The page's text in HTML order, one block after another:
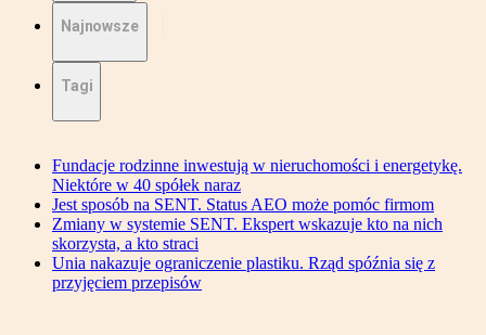
Najnowsze
Tagi
Fundacje rodzinne inwestują w nieruchomości i energetykę.
Niektóre w 40 spółek naraz
Jest sposób na SENT. Status AEO może pomóc firmom
Zmiany w systemie SENT. Ekspert wskazuje kto na nich
skorzysta, a kto straci
Unia nakazuje ograniczenie plastiku. Rząd spóźnia się z
przyjęciem przepisów